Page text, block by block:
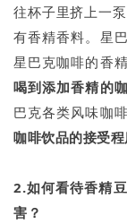
往杯子里挤上一
有香精香料。星
星巴克咖啡的香
喝到添加香精的
巴克各类风味咖
咖啡饮品的接受
2.如何看待香精
害？